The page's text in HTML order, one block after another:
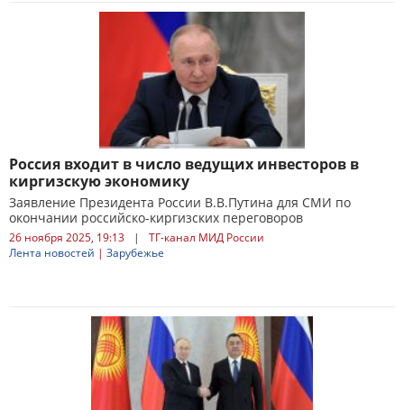
Россия входит в число ведущих инвесторов в
киргизскую экономику
Заявление Президента России В.В.Путина для СМИ по
окончании российско-киргизских переговоров
26 ноября 2025, 19:13 |
ТГ-канал МИД России
Лента новостей | Зарубежье